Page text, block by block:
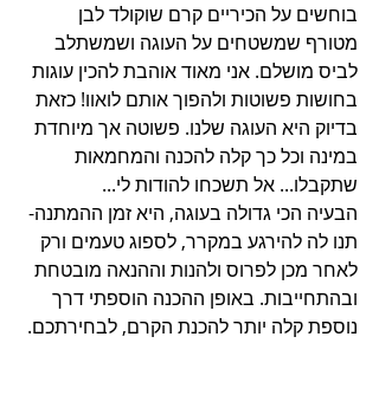
בוחשים על הכיריים קרם שוקולד לבן
מטורף שמשטחים על העוגה ושמשתלב
לביס מושלם. אני מאוד אוהבת להכין עוגות
בחושות פשוטות ולהפוך אותם לואוו! כזאת
בדיוק היא העוגה שלנו. פשוטה אך מיוחדת
במינה וכל כך קלה להכנה והמחמאות
שתקבלו... אל תשכחו להודות לי...
הבעיה הכי גדולה בעוגה, היא זמן ההמתנה-
תנו לה להירגע במקרר, לספוג טעמים ורק
לאחר מכן לפרוס ולהנות וההנאה מובטחת
ובהתחייבות. באופן ההכנה הוספתי דרך
נוספת קלה יותר להכנת הקרם, לבחירתכם.